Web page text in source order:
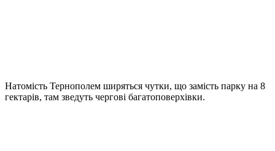
Натомість Тернополем ширяться чутки, що замість парку на 8
гектарів, там зведуть чергові багатоповерхівки.